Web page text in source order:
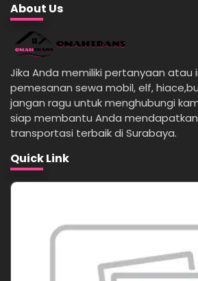
About Us
Jika Anda memiliki pertanyaan atau
pemesanan sewa mobil, elf,
jangan ragu untuk menghubungi
siap membantu Anda
transportasi terbaik di Surabaya.
Quick Link